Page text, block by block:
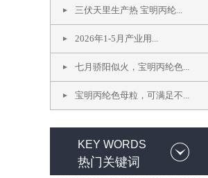
三伏天里生产热 宝明丙纶...
2026年1-5月产业用...
七月骄阳似火，宝明丙纶色...
宝明丙纶色母粒，可满足不...
KEY WORDS
热门关键词